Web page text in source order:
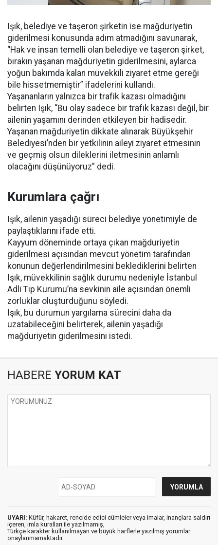
Işık, belediye ve taşeron şirketin ise mağduriyetin
giderilmesi konusunda adım atmadığını savunarak,
“Hak ve insan temelli olan belediye ve taşeron şirket,
bırakın yaşanan mağduriyetin giderilmesini, aylarca
yoğun bakımda kalan müvekkili ziyaret etme gereği
bile hissetmemiştir” ifadelerini kullandı.
Yaşananların yalnızca bir trafik kazası olmadığını
belirten Işık, “Bu olay sadece bir trafik kazası değil, bir
ailenin yaşamını derinden etkileyen bir hadisedir.
Yaşanan mağduriyetin dikkate alınarak Büyükşehir
Belediyesi’nden bir yetkilinin aileyi ziyaret etmesinin
ve geçmiş olsun dileklerini iletmesinin anlamlı
olacağını düşünüyoruz” dedi.
Kurumlara çağrı
Işık, ailenin yaşadığı süreci belediye yönetimiyle de
paylaştıklarını ifade etti.
Kayyum döneminde ortaya çıkan mağduriyetin
giderilmesi açısından mevcut yönetim tarafından
konunun değerlendirilmesini beklediklerini belirten
Işık, müvekkilinin sağlık durumu nedeniyle İstanbul
Adli Tıp Kurumu’na sevkinin aile açısından önemli
zorluklar oluşturduğunu söyledi.
Işık, bu durumun yargılama sürecini daha da
uzatabileceğini belirterek, ailenin yaşadığı
mağduriyetin giderilmesini istedi.
HABERE YORUM KAT
UYARI: Küfür, hakaret, rencide edici cümleler veya imalar, inançlara saldırı
içeren, imla kuralları ile yazılmamış,
Türkçe karakter kullanılmayan ve büyük harflerle yazılmış yorumlar
onaylanmamaktadır.